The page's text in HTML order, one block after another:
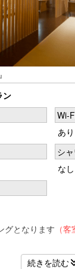
ン
Wi-
あり
シ
なし
グとなります （
ンは5名様以上で
続きを読む